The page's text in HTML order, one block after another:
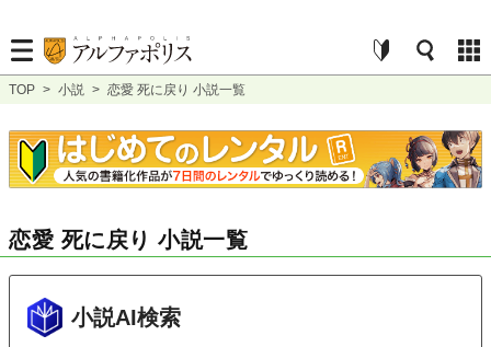
TOP > 小説 > 恋愛 死に戻り 小説一覧
恋愛 死に戻り 小説一覧
小説AI検索